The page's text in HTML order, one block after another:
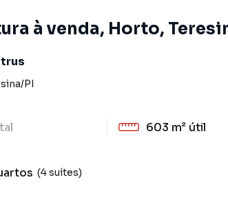
à venda, Horto,
/PI
603 m² útil
(4 suítes)